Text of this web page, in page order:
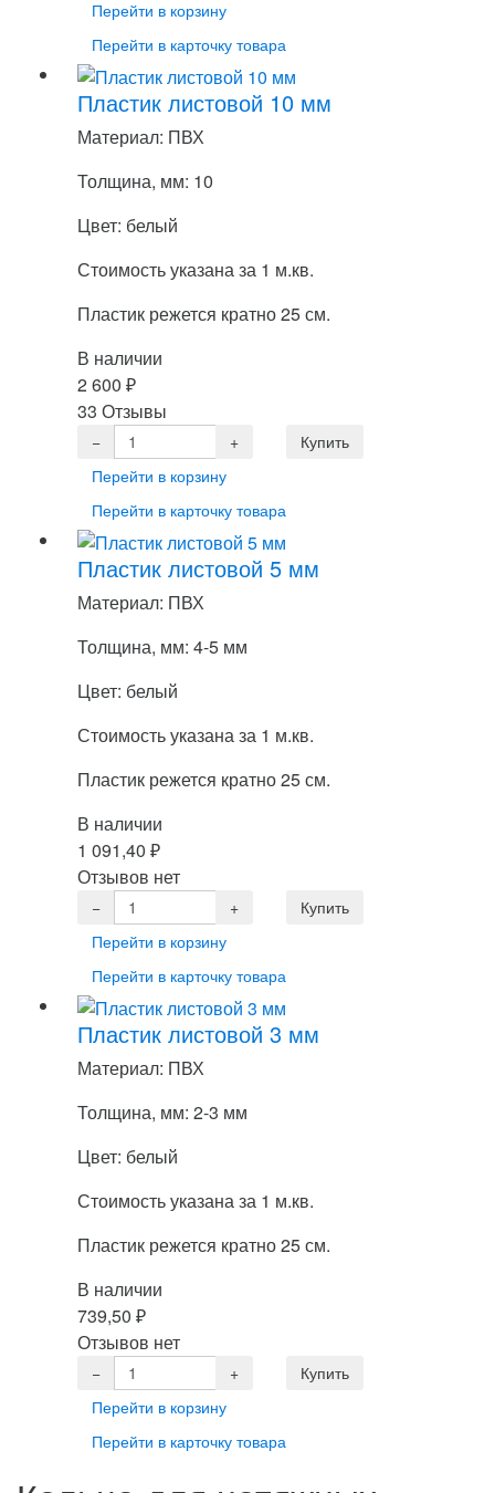
Перейти в корзину
Перейти в карточку товара
Пластик листовой 10 мм
Материал: ПВХ
Толщина, мм: 10
Цвет: белый
Стоимость указана за 1 м.кв.
Пластик режется кратно 25 см.
В наличии
2 600 ₽
33 Отзывы
Перейти в корзину
Перейти в карточку товара
Пластик листовой 5 мм
Материал: ПВХ
Толщина, мм: 4-5 мм
Цвет: белый
Стоимость указана за 1 м.кв.
Пластик режется кратно 25 см.
В наличии
1 091,40 ₽
Отзывов нет
Перейти в корзину
Перейти в карточку товара
Пластик листовой 3 мм
Материал: ПВХ
Толщина, мм: 2-3 мм
Цвет: белый
Стоимость указана за 1 м.кв.
Пластик режется кратно 25 см.
В наличии
739,50 ₽
Отзывов нет
Перейти в корзину
Перейти в карточку товара